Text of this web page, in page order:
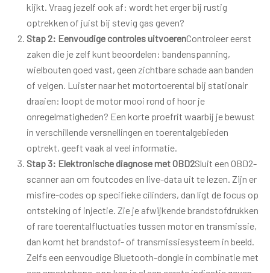
kijkt. Vraag jezelf ook af: wordt het erger bij rustig
optrekken of juist bij stevig gas geven?
Stap 2: Eenvoudige controles uitvoerenControleer eerst
zaken die je zelf kunt beoordelen: bandenspanning,
wielbouten goed vast, geen zichtbare schade aan banden
of velgen. Luister naar het motortoerental bij stationair
draaien: loopt de motor mooi rond of hoor je
onregelmatigheden? Een korte proefrit waarbij je bewust
in verschillende versnellingen en toerentalgebieden
optrekt, geeft vaak al veel informatie.
Stap 3: Elektronische diagnose met OBD2Sluit een OBD2-
scanner aan om foutcodes en live-data uit te lezen. Zijn er
misfire-codes op specifieke cilinders, dan ligt de focus op
ontsteking of injectie. Zie je afwijkende brandstofdrukken
of rare toerentalfluctuaties tussen motor en transmissie,
dan komt het brandstof- of transmissiesysteem in beeld.
Zelfs een eenvoudige Bluetooth-dongle in combinatie met